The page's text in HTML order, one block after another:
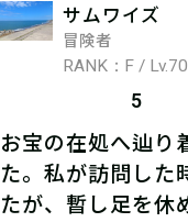
サムワイズ
冒険者
RANK：F / Lv.70
5
お宝の在処へ辿り
た。私が訪問した
たが、暫し足を休